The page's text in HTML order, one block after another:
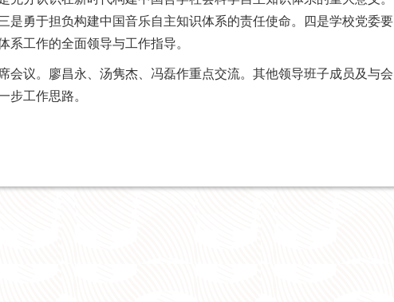
是勇于担负构建中国音乐自主知识体系的责任使命。
四是学校党委要
工作的全面领导与工作指导。
会议。廖昌永、汤隽杰、冯磊作重点交流。其他领导班子成员及与会
步工作思路。